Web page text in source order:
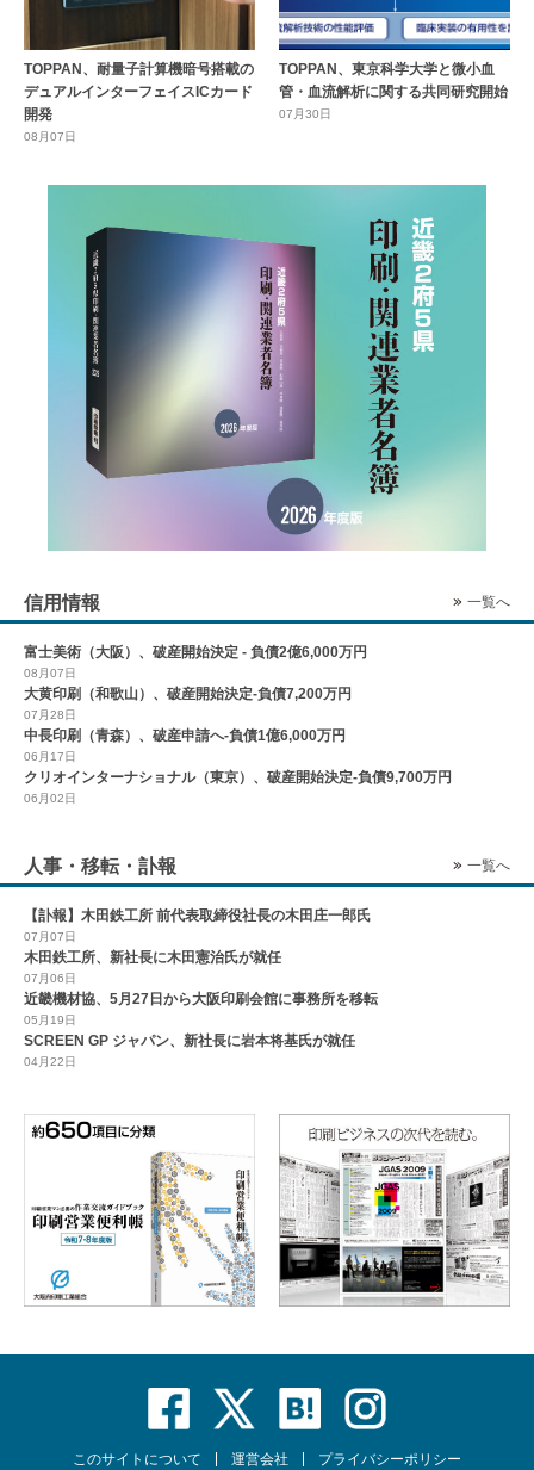
TOPPAN、耐量子計算機暗号搭載の
デュアルインターフェイスICカード
開発
08月07日
TOPPAN、東京科学大学と微小血
管・血流解析に関する共同研究開始
07月30日
信用情報 一覧へ
富士美術（大阪）、破産開始決定 - 負債2億6,000万円
08月07日
大黄印刷（和歌山）、破産開始決定-負債7,200万円
07月28日
中長印刷（青森）、破産申請へ-負債1億6,000万円
06月17日
クリオインターナショナル（東京）、破産開始決定-負債9,700万円
06月02日
人事・移転・訃報 一覧へ
【訃報】木田鉄工所 前代表取締役社長の木田庄一郎氏
07月07日
木田鉄工所、新社長に木田憲治氏が就任
07月06日
近畿機材協、5月27日から大阪印刷会館に事務所を移転
05月19日
SCREEN GP ジャパン、新社長に岩本将基氏が就任
04月22日
このサイトについて 運営会社 プライバシーポリシー